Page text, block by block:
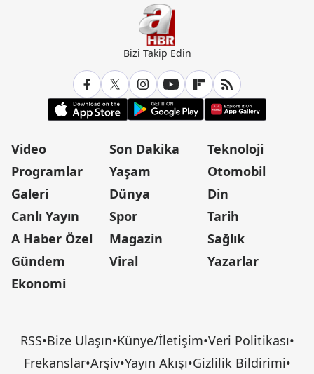
Bizi Takip Edin
Video
Programlar
Galeri
Canlı Yayın
A Haber Özel
Gündem
Ekonomi
Son Dakika
Yaşam
Dünya
Spor
Magazin
Viral
Teknoloji
Otomobil
Din
Tarih
Sağlık
Yazarlar
RSS•Bize Ulaşın•Künye/İletişim•Veri Politikası•
Frekanslar•Arşiv•Yayın Akışı•Gizlilik Bildirimi•